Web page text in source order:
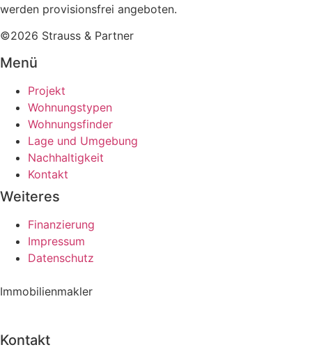
werden provisionsfrei angeboten.
©2026 Strauss & Partner
Menü
Projekt
Wohnungstypen
Wohnungsfinder
Lage und Umgebung
Nachhaltigkeit
Kontakt
Weiteres
Finanzierung
Impressum
Datenschutz
Immobilienmakler
Kontakt